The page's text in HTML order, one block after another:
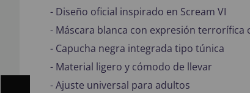
- Diseño oficial inspirado en Scream VI
- Máscara blanca con expresión terrorífica
- Capucha negra integrada tipo túnica
- Material ligero y cómodo de llevar
- Ajuste universal para adultos